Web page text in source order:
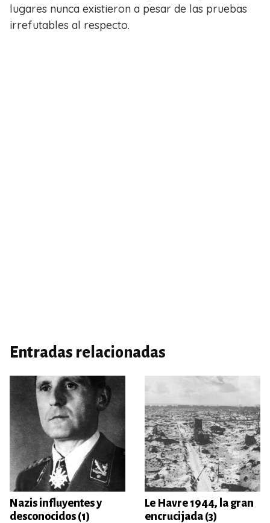
lugares nunca existieron a pesar de las pruebas
irrefutables al respecto.
Entradas relacionadas
Nazis influyentes y
desconocidos (1)
Le Havre 1944, la gran
encrucijada (3)